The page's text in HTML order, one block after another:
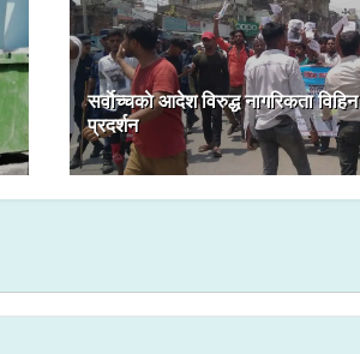
सर्वाेच्चकाे आदेश विरुद्ध नागरिकता विहिन
प्रदर्शन